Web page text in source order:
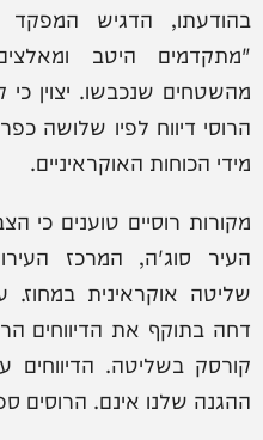
בהודעתו, הדגיש המפקד
"מתקדמים היטב
מהשטחים שנכבשו. יצוין
הרוסי דיווח לפיו שלושה
מידי הכוחות האוקראיניים.
מקורות רוסיים טוענים כי
העיר סוג'ה, המרכז
שליטה אוקראינית
דחה בתוקף את הדיווחים
קורסק בשליטה.
ההגנה שלנו אינם. הרוסים